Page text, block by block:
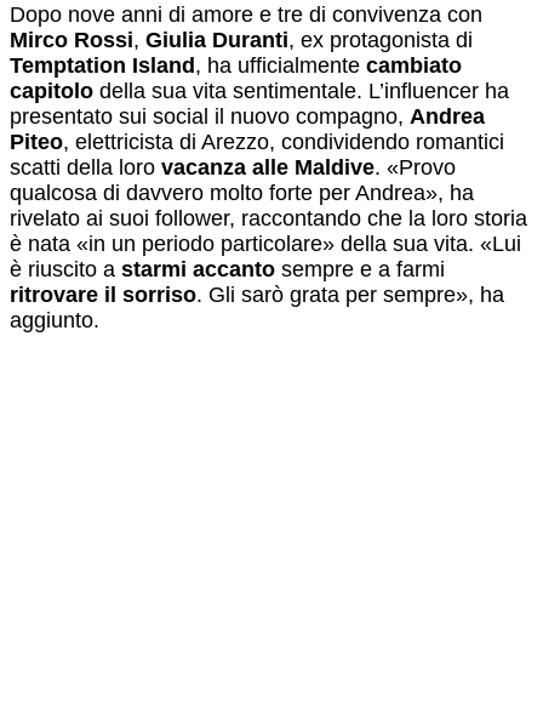
Dopo nove anni di amore e tre di convivenza con
Mirco Rossi, Giulia Duranti, ex protagonista di
Temptation Island , ha ufficialmente cambiato
capitolo della sua vita sentimentale. L’influencer ha
presentato sui social il nuovo compagno, Andrea
Piteo, elettricista di Arezzo, condividendo romantici
scatti della loro vacanza alle Maldive. «Provo
qualcosa di davvero molto forte per Andrea», ha
rivelato ai suoi follower, raccontando che la loro storia
è nata «in un periodo particolare» della sua vita. «Lui
è riuscito a starmi accanto sempre e a farmi
ritrovare il sorriso. Gli sarò grata per sempre», ha
aggiunto.